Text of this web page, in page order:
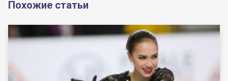
Похожие статьи